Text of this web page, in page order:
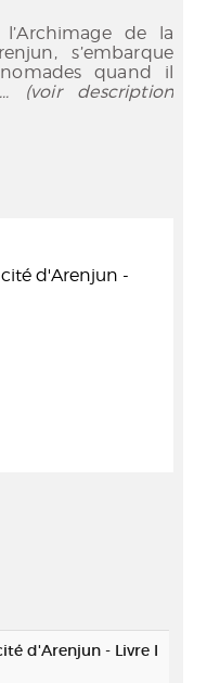
l’Archimage de la
s’embarque
quand il
... (voir description
d'Arenjun -
d'Arenjun - Livre I